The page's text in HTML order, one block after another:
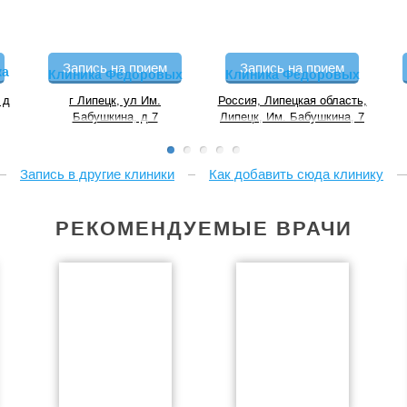
д
Клиника Фёдоровых
Запись на прием
г Липецк, ул Им.
Бабушкина, д 7
Клиника Федоровых
Запись на прием
Россия, Липецкая область,
Липецк, Им. Бабушкина, 7
Запись в другие клиники Как добавить сюда клинику
РЕКОМЕНДУЕМЫЕ ВРАЧИ